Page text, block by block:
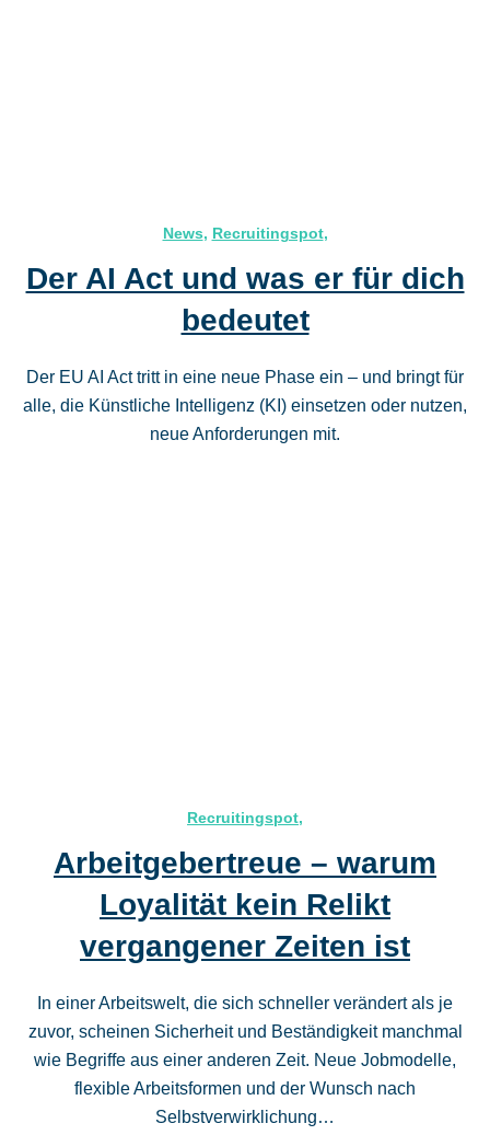
News, Recruitingspot,
Der AI Act und was er für dich
bedeutet
Der EU AI Act tritt in eine neue Phase ein – und bringt für
alle, die Künstliche Intelligenz (KI) einsetzen oder nutzen,
neue Anforderungen mit.
Recruitingspot,
Arbeitgebertreue – warum
Loyalität kein Relikt
vergangener Zeiten ist
In einer Arbeitswelt, die sich schneller verändert als je
zuvor, scheinen Sicherheit und Beständigkeit manchmal
wie Begriffe aus einer anderen Zeit. Neue Jobmodelle,
flexible Arbeitsformen und der Wunsch nach
Selbstverwirklichung…